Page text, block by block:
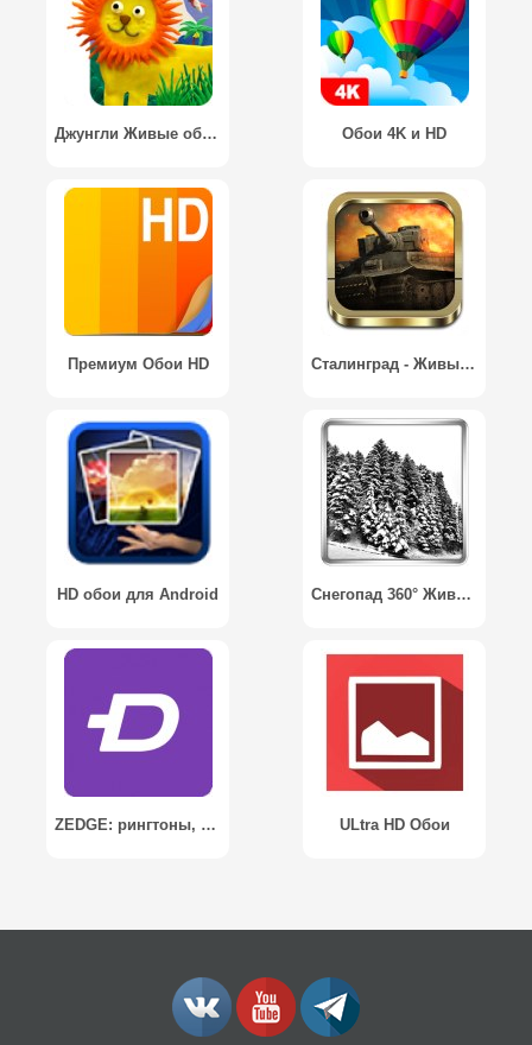
Джунгли Живые обои HD / Jungle Live wallpaper HD Обои 4K и HD
Премиум Обои HD Сталинград - Живые обои / Stalingrad Live wallpaper
HD обои для Android Снегопад 360° Живые Обои / Snowfall 360° Live Wallpaper
ZEDGE: рингтоны, обои ULtra HD Обои